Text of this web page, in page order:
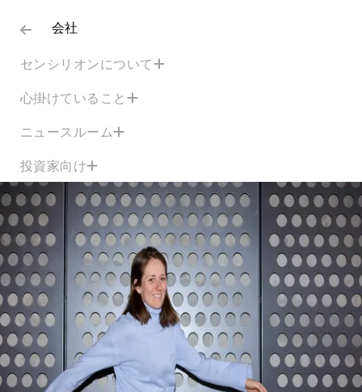
会社
センシリオンについて
心掛けていること
ニュースルーム
投資家向け